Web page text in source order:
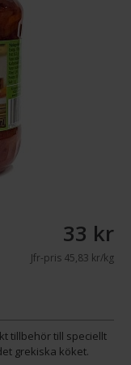
33 kr
Jfr-pris45,83 kr/kg
tillbehör till speciellt
grekiska köket.